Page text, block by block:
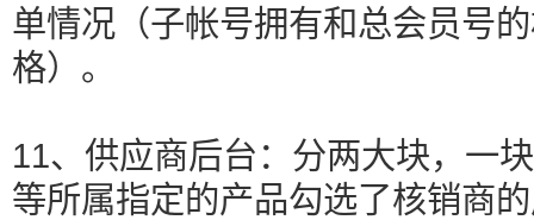
单情况（子帐号拥有和总会员号
格）。
11、供应商后台：分两大块，一
等所属指定的产品勾选了核销商